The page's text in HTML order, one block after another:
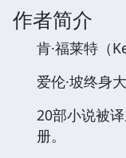
作者简介
肯·福莱特（
爱伦·坡终身
20部小说被
册。